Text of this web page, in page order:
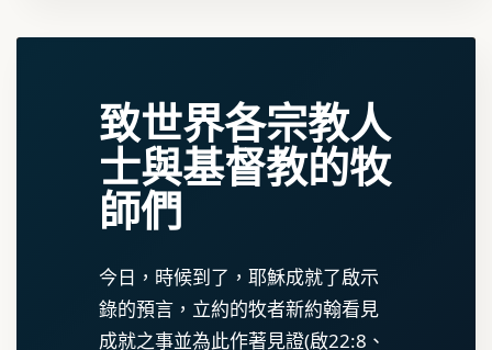
致世界各宗教人
士與基督教的牧
師們
今日，時候到了，耶穌成就了啟示
錄的預言，立約的牧者新約翰看見
成就之事並為此作著見證(啟22:8、